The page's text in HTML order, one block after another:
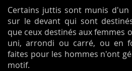
Certains juttis sont munis
sur le devant qui sont
que ceux destinés aux femmes
uni, arrondi ou carré, ou en
faites pour les hommes n'ont
motif.